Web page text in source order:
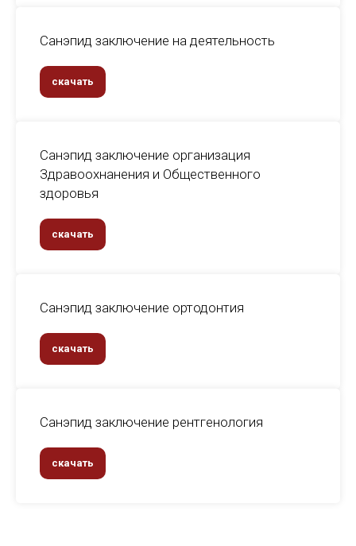
Санэпид заключение на деятельность
скачать
Санэпид заключение организация
Здравоохнанения и Общественного
здоровья
скачать
Санэпид заключение ортодонтия
скачать
Санэпид заключение рентгенология
скачать